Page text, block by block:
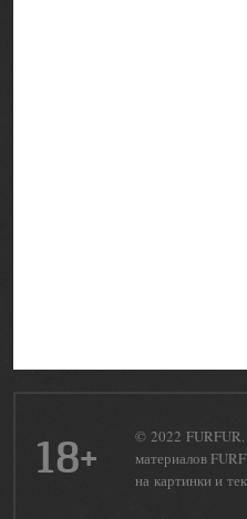
18+
© 2022 FURFUR.
материалов
на картинки и